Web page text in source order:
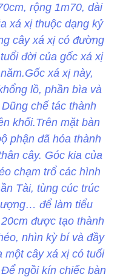
rộng 1m70, dài
xá xị thuộc dạng kỷ
cây xá xị có đường
đời của gốc xá xị
xá xị này,
lồ, phần bìa và
chế tác thành
khối.Trên mặt bàn
phận đã hóa thành
cây. Góc kia của
chạm trổ các hình
Tài, tùng cúc trúc
để làm tiểu
được tạo thành
nhìn kỳ bí và đầy
một cây xá xị có tuổi
ngồi kín chiếc bàn